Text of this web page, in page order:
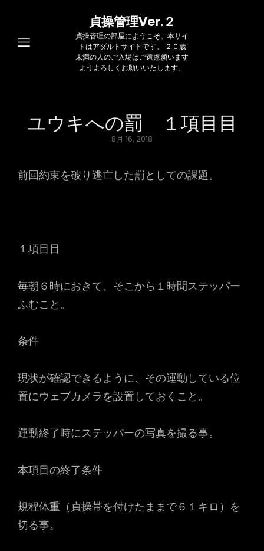
貞操管理Ver.２
貞操管理の部屋にようこそ。本サイ
トはアダルトサイトです。 ２０歳
未満の人のご入場はご遠慮願います
ようよろしくお願いいたします。
ユウキへの罰 １項目目
Posted
8月 16, 2018
前回約束を破り逃亡した罰としての課題。
１項目目
毎朝６時におきて、そこから１時間ステッパー
ふむこと。
条件
現状が確認できるように、その運動している位
置にウェブカメラを設置しておくこと。
運動終了時にステッパーの写真を撮る事。
本項目の終了条件
規程体重（貞操帯を付けたままで６１キロ）を
切る事。